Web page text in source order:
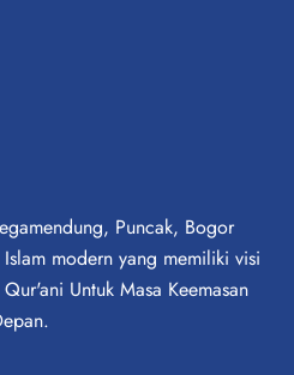
Puncak, Bogor
modern yang memiliki visi
Untuk Masa Keemasan